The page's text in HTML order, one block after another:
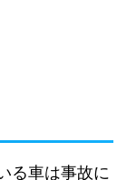
る車は事故に